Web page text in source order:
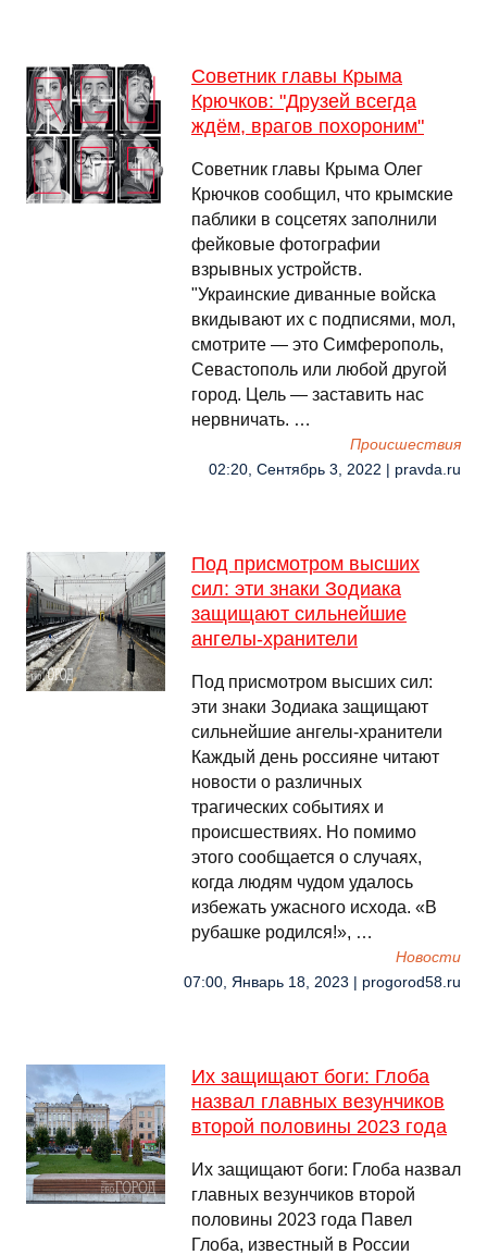
Советник главы Крыма
Крючков: "Друзей всегда
ждëм, врагов похороним"
Советник главы Крыма Олег
Крючков сообщил, что крымские
паблики в соцсетях заполнили
фейковые фотографии
взрывных устройств.
"Украинские диванные войска
вкидывают их с подписями, мол,
смотрите — это Симферополь,
Севастополь или любой другой
город. Цель — заставить нас
нервничать. …
Происшествия
02:20, Сентябрь 3, 2022 | pravda.ru
Под присмотром высших
сил: эти знаки Зодиака
защищают сильнейшие
ангелы-хранители
Под присмотром высших сил:
эти знаки Зодиака защищают
сильнейшие ангелы-хранители
Каждый день россияне читают
новости о различных
трагических событиях и
происшествиях. Но помимо
этого сообщается о случаях,
когда людям чудом удалось
избежать ужасного исхода. «В
рубашке родился!», …
Новости
07:00, Январь 18, 2023 | progorod58.ru
Их защищают боги: Глоба
назвал главных везунчиков
второй половины 2023 года
Их защищают боги: Глоба назвал
главных везунчиков второй
половины 2023 года Павел
Глоба, известный в России